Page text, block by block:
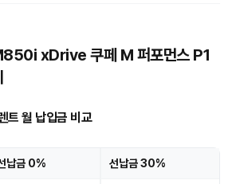
xDrive 쿠페 M 퍼포먼스 P1
트 월 납입금 비교
납금 0% 선납금 30%